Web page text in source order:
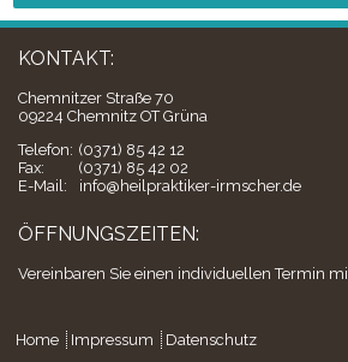
KONTAKT:
Chemnitzer Straße 70
09224 Chemnitz OT Grüna
Telefon: (0371) 85 42 12
Fax:
(0371) 85 42 02
E-Mail:
info@heilpraktiker-irmscher.de
ÖFFNUNGSZEITEN:
Vereinbaren Sie einen individuellen Termin
Home Impressum Datenschutz